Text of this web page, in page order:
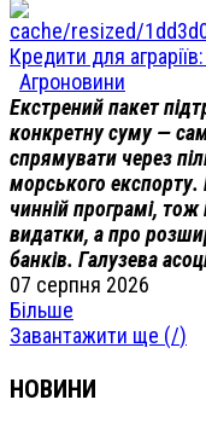
Кредити для
Агроновини
Екстрений пакет
конкретну суму —
спрямувати через
морського
чинній програмі,
видатки, а про
банків. Галузева
07 серпня 2026
Більше
Завантажити ще (/)
НОВИНИ